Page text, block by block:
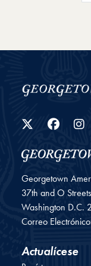
Twitter
Georgetown
37th and O
Washington D.C.
Correo
Actualícese